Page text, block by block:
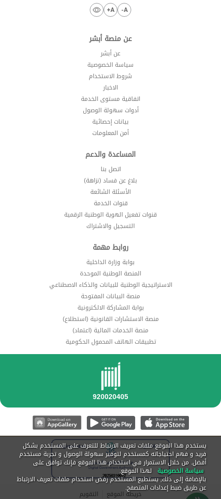
A-
A+
عن منصة أبشر
عن أبشر
سياسة الخصوصية
شروط الاستخدام
الاخبار
اتفاقية مستوى الخدمة
أدوات سهولة الوصول
بيانات إحصائية
أمن المعلومات
المساعدة والدعم
اتصل بنا
بلاغ عن فساد (نزاهة)
الأسئلة الشائعة
قنوات الخدمة
قنوات تفعيل الهوية الوطنية الرقمية
التسجيل والاشتراك
روابط مهمة
بوابة وزارة الداخلية
المنصة الوطنية الموحدة
الاستراتيجية الوطنية للبيانات والذكاء الاصطناعي
منصة البيانات المفتوحة
بوابة المشاركة الالكترونية
منصة الاستشارات القانونية (استطلاع)
منصة الخدمات المالية (اعتماد)
تطبيقات الهاتف المحمول الحكومية
خريطة الموقع التقويم
يستخدم هذا الموقع ملفات تعريف الارتباط للتعرف على المستخدم بشكل
فريد و فهم احتياجاته كمستخدم لتوفير سهولة الوصول و تجربة مستخدم
أفضل. من خلال الاستمرار في استخدام هذا الموقع فإنك توافق على
سياسة الخصوصية لهذا الموقع.
بالإضافة إلى ذلك, يستطيع المستخدم رفض استخدام ملفات تعريف الارتباط
عن طريق ضبط إعدادات المتصفح.